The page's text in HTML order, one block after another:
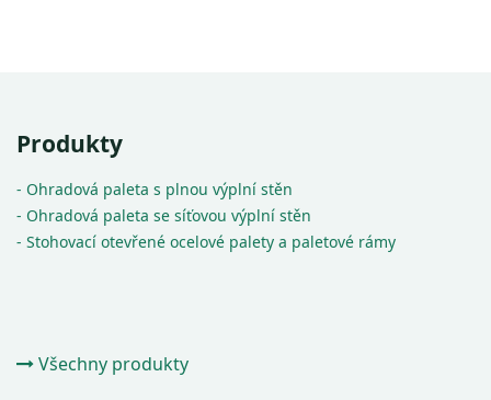
Produkty
- Ohradová paleta s plnou výplní stěn
- Ohradová paleta se síťovou výplní stěn
- Stohovací otevřené ocelové palety a paletové rámy
Všechny produkty